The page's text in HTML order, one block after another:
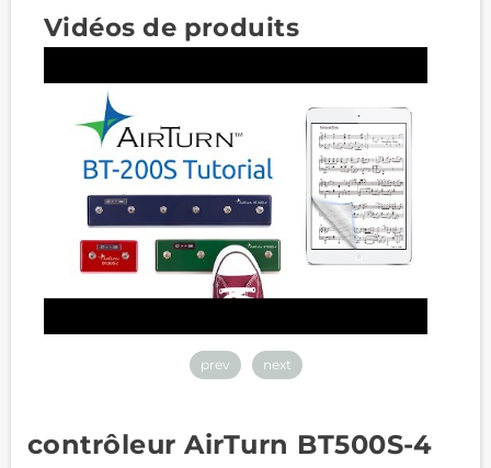
Vidéos de produits
prev next
contrôleur AirTurn BT500S-4